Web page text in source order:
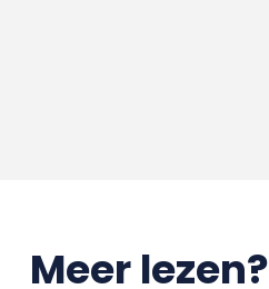
Meer lezen?